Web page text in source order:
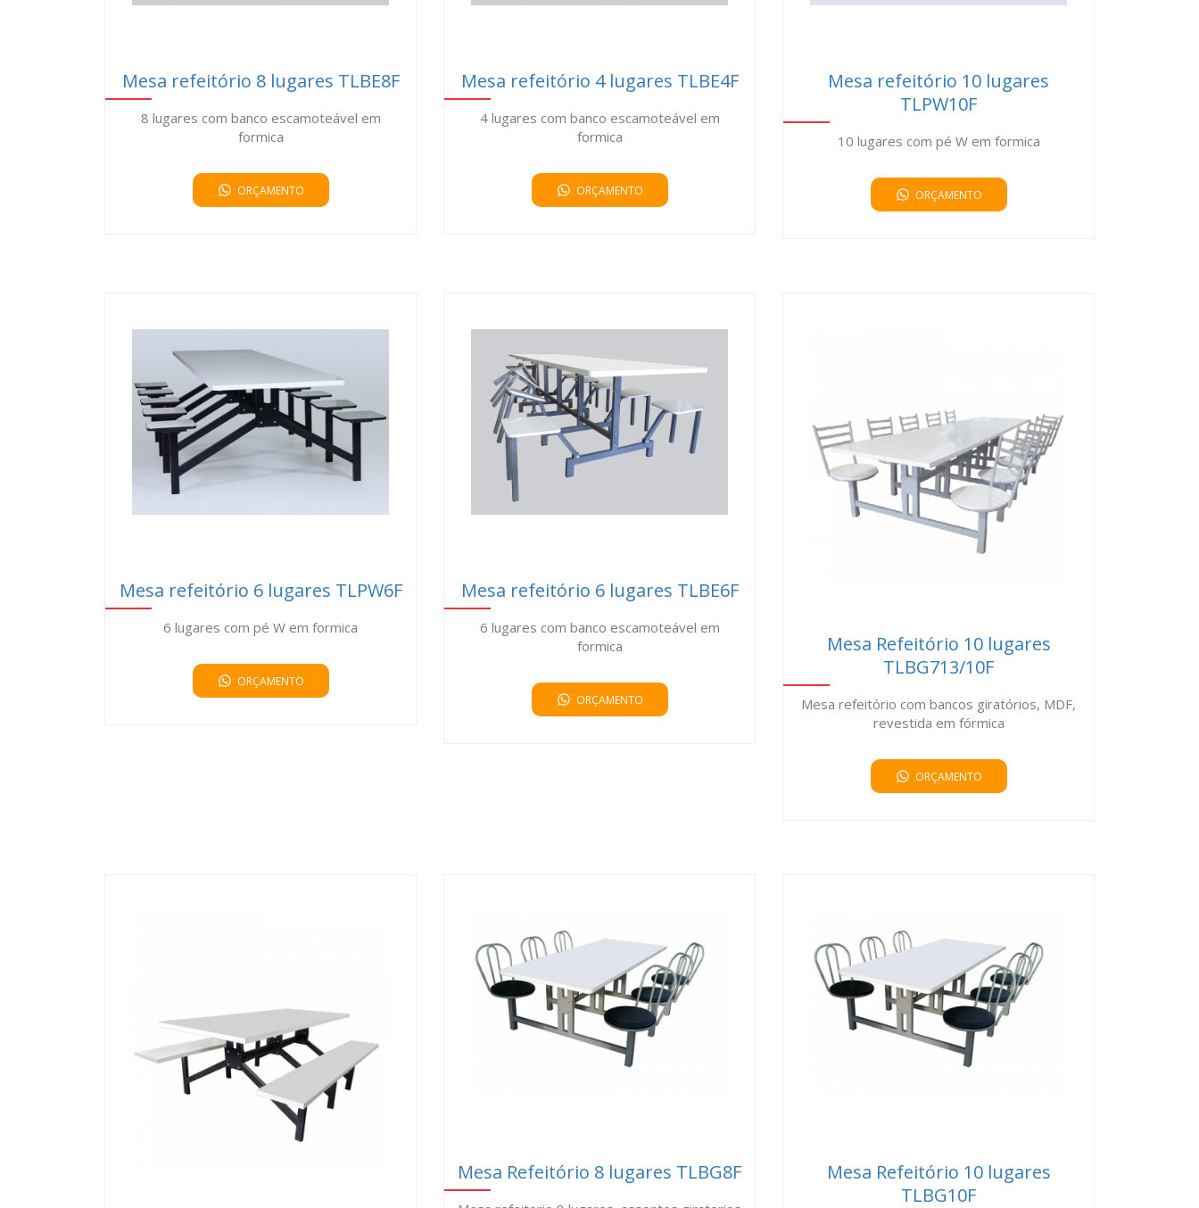
Mesa refeitório 8 lugares TLBE8F
8 lugares com banco escamoteável em
formica
ORÇAMENTO
Mesa refeitório 4 lugares TLBE4F
4 lugares com banco escamoteável em
formica
ORÇAMENTO
Mesa refeitório 10 lugares
TLPW10F
10 lugares com pé W em formica
ORÇAMENTO
Mesa refeitório 6 lugares TLPW6F
6 lugares com pé W em formica
ORÇAMENTO
Mesa refeitório 6 lugares TLBE6F
6 lugares com banco escamoteável em
formica
ORÇAMENTO
Mesa Refeitório 10 lugares
TLBG713/10F
Mesa refeitório com bancos giratórios, MDF,
revestida em fórmica
ORÇAMENTO
Mesa Refeitório 8 lugares TLBG8F
Mesa Refeitório 10 lugares
TLBG10F